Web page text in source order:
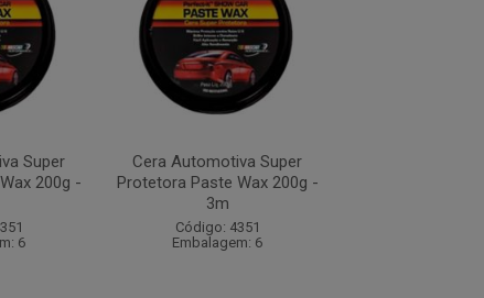
Super
200g -
6
Cera Automotiva Super
Protetora Paste Wax 200g -
3m
Código: 4351
Embalagem: 6